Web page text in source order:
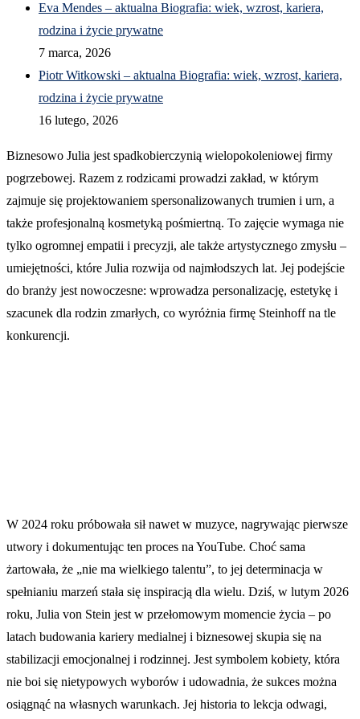
Eva Mendes – aktualna Biografia: wiek, wzrost, kariera,
rodzina i życie prywatne
7 marca, 2026
Piotr Witkowski – aktualna Biografia: wiek, wzrost, kariera,
rodzina i życie prywatne
16 lutego, 2026
Biznesowo Julia jest spadkobierczynią wielopokoleniowej firmy
pogrzebowej. Razem z rodzicami prowadzi zakład, w którym
zajmuje się projektowaniem spersonalizowanych trumien i urn, a
także profesjonalną kosmetyką pośmiertną. To zajęcie wymaga nie
tylko ogromnej empatii i precyzji, ale także artystycznego zmysłu –
umiejętności, które Julia rozwija od najmłodszych lat. Jej podejście
do branży jest nowoczesne: wprowadza personalizację, estetykę i
szacunek dla rodzin zmarłych, co wyróżnia firmę Steinhoff na tle
konkurencji.
W 2024 roku próbowała sił nawet w muzyce, nagrywając pierwsze
utwory i dokumentując ten proces na YouTube. Choć sama
żartowała, że „nie ma wielkiego talentu”, to jej determinacja w
spełnianiu marzeń stała się inspiracją dla wielu. Dziś, w lutym 2026
roku, Julia von Stein jest w przełomowym momencie życia – po
latach budowania kariery medialnej i biznesowej skupia się na
stabilizacji emocjonalnej i rodzinnej. Jest symbolem kobiety, która
nie boi się nietypowych wyborów i udowadnia, że sukces można
osiągnąć na własnych warunkach. Jej historia to lekcja odwagi,